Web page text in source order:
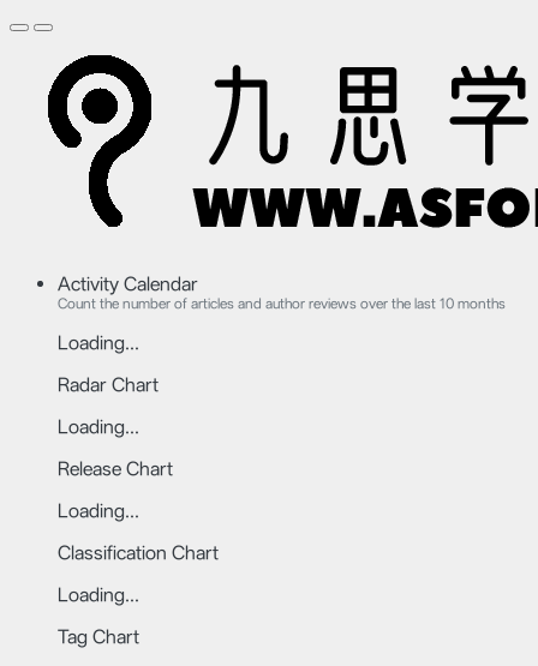
Activity Calendar
Count the number of articles and author reviews over the last 10 months
Loading...
Radar Chart
Loading...
Release Chart
Loading...
Classification Chart
Loading...
Tag Chart